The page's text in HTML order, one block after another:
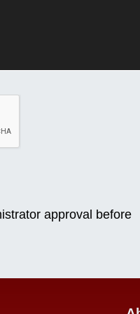
approval before